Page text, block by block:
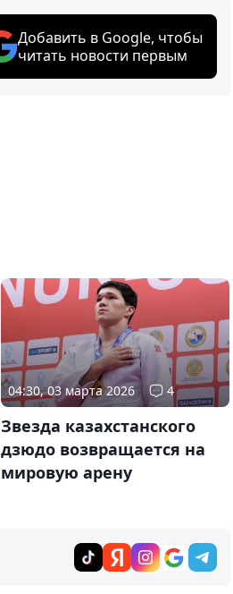
Добавить в Google, чтобы
читать новости первым
04:30, 03 марта 2026 4
Звезда казахстанского
дзюдо возвращается на
мировую арену